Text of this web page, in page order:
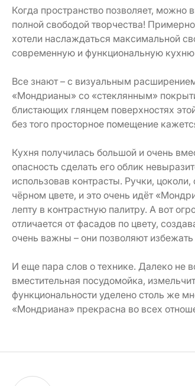
Когда пространство позволяет, можно
полной свободой творчества!
хотели наслаждаться максимальной
современную и функциональную
Все знают – с визуальным
«Мондрианы» со «стеклянным»
блистающих глянцем поверхностях
без того просторное помещение
Кухня получилась большой и очень
опасность сделать его облик
использовав контрасты. Ручки,
чёрном цвете, и это очень идёт
лепту в контрастную палитру. А вот
отличается от фасадов по цвету,
очень важны – они позволяют
И еще пара слов о технике. Далеко не
вместительная посудомойка,
функциональности уделено столь же
«Мондриана» прекрасна во всех